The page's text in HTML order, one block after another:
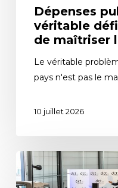
Dépenses
véritable
de maîtriser
Le véritable
pays n'est pas le
10 juillet 2026